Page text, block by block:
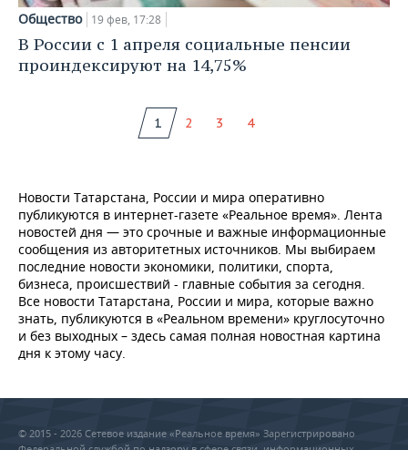
Общество 19 фев, 17:28
В России с 1 апреля социальные пенсии
проиндексируют на 14,75%
1 2 3 4
Новости Татарстана, России и мира оперативно
публикуются в интернет-газете «Реальное время». Лента
новостей дня — это срочные и важные информационные
сообщения из авторитетных источников. Мы выбираем
последние новости экономики, политики, спорта,
бизнеса, происшествий - главные события за сегодня.
Все новости Татарстана, России и мира, которые важно
знать, публикуются в «Реальном времени» круглосуточно
и без выходных – здесь самая полная новостная картина
дня к этому часу.
© 2015 - 2026 Сетевое издание «Реальное время» Зарегистрировано